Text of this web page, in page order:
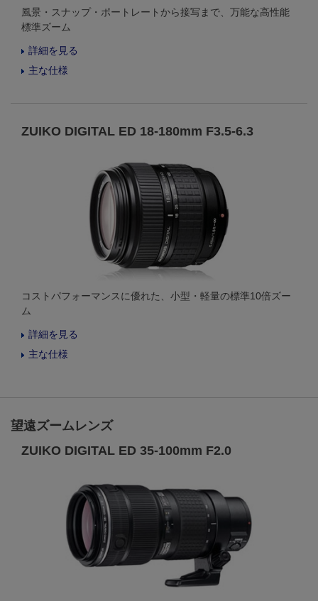
風景・スナップ・ポートレートから接写まで、万能な高性能
標準ズーム
詳細を見る
主な仕様
ZUIKO DIGITAL ED 18-180mm F3.5-6.3
コストパフォーマンスに優れた、小型・軽量の標準10倍ズー
ム
詳細を見る
主な仕様
望遠ズームレンズ
ZUIKO DIGITAL ED 35-100mm F2.0